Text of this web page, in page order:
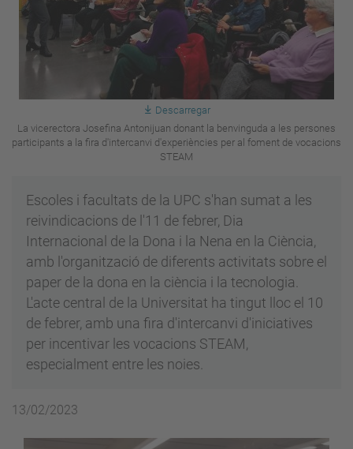
Descarregar
La vicerectora Josefina Antonijuan donant la benvinguda a les persones
participants a la fira d'intercanvi d'experiències per al foment de vocacions
STEAM
Escoles i facultats de la UPC s'han sumat a les
reivindicacions de l'11 de febrer, Dia
Internacional de la Dona i la Nena en la Ciència,
amb l'organització de diferents activitats sobre el
paper de la dona en la ciència i la tecnologia.
L'acte central de la Universitat ha tingut lloc el 10
de febrer, amb una fira d'intercanvi d'iniciatives
per incentivar les vocacions STEAM,
especialment entre les noies.
13/02/2023